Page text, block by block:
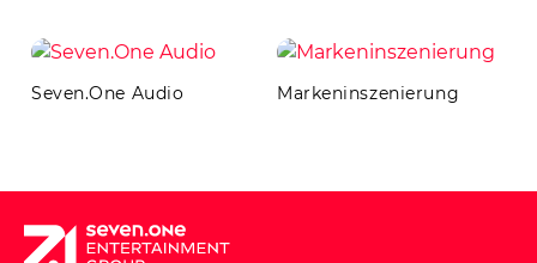
Seven.One Audio Markeninszenierung